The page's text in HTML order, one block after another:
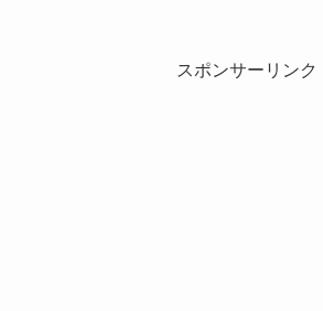
スポンサーリンク